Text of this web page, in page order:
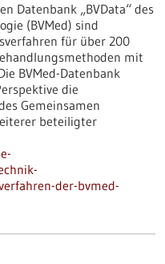
Datenbank „BVData“ des
(BVMed) sind
für über 200
mit
BVMed-Datenbank
die
Gemeinsamen
beteiligter
der-bvmed-